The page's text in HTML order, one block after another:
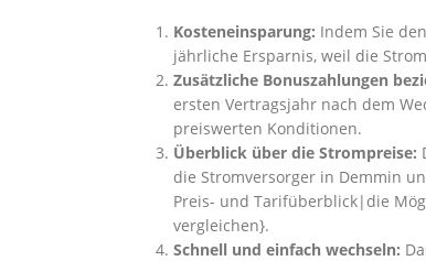
Kosteneinsparung: Indem Sie
jährliche Ersparnis, weil die
Zusätzliche Bonuszahlungen
ersten Vertragsjahr nach dem
preiswerten Konditionen.
Überblick über die Strompreise:
die Stromversorger in Demmin
Preis- und Tarifüberblick|die
vergleichen}.
Schnell und einfach wechseln: